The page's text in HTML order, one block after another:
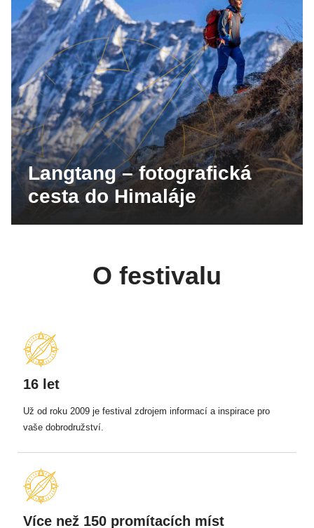
Langtang – fotografická
cesta do Himaláje
O festivalu
16 let
Už od roku 2009 je festival zdrojem informací a inspirace pro
vaše dobrodružství.
Více než 150 promítacích míst